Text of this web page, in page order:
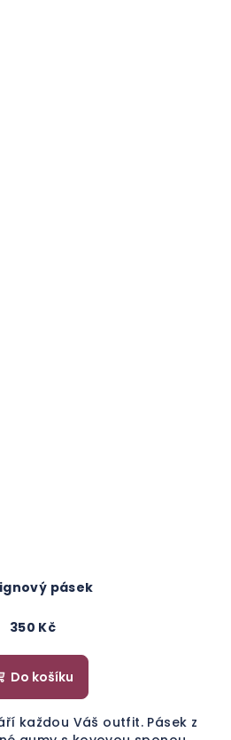
pásek
350 Kč
Do košíku
každou Váš outfit. Pásek z